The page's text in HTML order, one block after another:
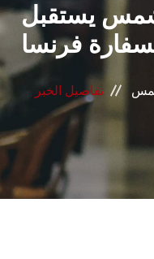
الشئون الأكاديمية
البحث العلمي
الرعاية الصحية
المراكز والوحدات
الأنظمة الذكية
يستقبل
فرنسا
تفاصيل الخبر